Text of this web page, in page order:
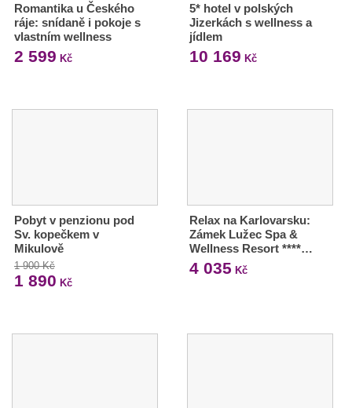
Romantika u Českého
ráje: snídaně i pokoje s
vlastním wellness
2 599 Kč
5* hotel v polských
Jizerkách s wellness a
jídlem
10 169 Kč
Pobyt v penzionu pod
Sv. kopečkem v
Mikulově
1 900 Kč
1 890 Kč
Relax na Karlovarsku:
Zámek Lužec Spa &
Wellness Resort ****…
4 035 Kč